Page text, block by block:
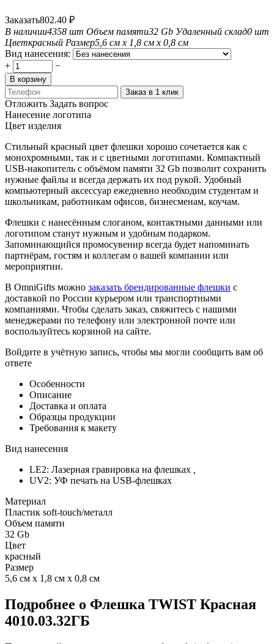
Заказать802.40 ₽
В наличии4358 шт Объем памяти32 Gb Удаленный склад0 шт
Цветкрасный Размер5,6 см х 1,8 см х 0,8 см
Вид нанесения:
+
−
В корзину
Заказ в 1 клик
Отложить Задать вопрос
Нанесение логотипа
Цвет изделия
Стильный красный цвет флешки хорошо сочетается как с
монохромными, так и с цветными логотипами. Компактный
USB-накопитель с объёмом памяти 32 Gb позволит сохранить
нужные файлы и всегда держать их под рукой. Удобный
компьютерный аксессуар ежедневно необходим студентам и
школьникам, работникам офисов, бизнесменам, коучам.
Флешки с нанесённым слоганом, контактными данными или
логотипом станут нужным и удобным подарком.
Запоминающийся промосувенир всегда будет напоминать
партнёрам, гостям и коллегам о вашей компании или
мероприятии.
В OmniGifts можно заказать брендированные флешки с
доставкой по России курьером или транспортными
компаниями. Чтобы сделать заказ, свяжитесь с нашими
менеджерами по телефону или электронной почте или
воспользуйтесь корзиной на сайте.
Войдите в учётную запись, чтобы мы могли сообщить вам об
ответе
Особенности
Описание
Доставка и оплата
Образцы продукции
Требования к макету
Вид нанесения
LE2: Лазерная гравировка на флешках
UV2: УФ печать на USB-флешках
Материал
Пластик soft-touch/металл
Объем памяти
32 Gb
Цвет
красный
Размер
5,6 см х 1,8 см х 0,8 см
Подробнее о Флешка TWIST Красная
4010.03.32ГБ